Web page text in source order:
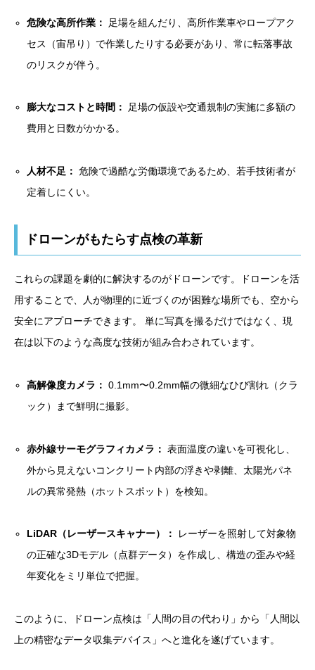
危険な高所作業：
足場を組んだり、高所作業車やロープアク
セス（宙吊り）で作業したりする必要があり、常に転落事故
のリスクが伴う。
膨大なコストと時間：
足場の仮設や交通規制の実施に多額の
費用と日数がかかる。
人材不足： 危険で過酷な労働環境であるため、若手技術者が
定着しにくい。
ドローンがもたらす点検の革新
これらの課題を劇的に解決するのがドローンです。ドローンを活
用することで、人が物理的に近づくのが困難な場所でも、空から
安全にアプローチできます。 単に写真を撮るだけではなく、現
在は以下のような高度な技術が組み合わされています。
高解像度カメラ： 0.1mm〜0.2mm幅の微細なひび割れ（クラ
ック）まで鮮明に撮影。
赤外線サーモグラフィカメラ： 表面温度の違いを可視化し、
外から見えないコンクリート内部の浮きや剥離、太陽光パネ
ルの異常発熱（ホットスポット）を検知。
LiDAR（レーザースキャナー）：
レーザーを照射して対象物
の正確な3Dモデル（点群データ）を作成し、構造の歪みや経
年変化をミリ単位で把握。
このように、ドローン点検は「人間の目の代わり」から「人間以
上の精密なデータ収集デバイス」へと進化を遂げています。